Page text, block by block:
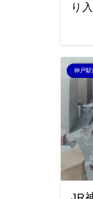
り
神戸駅